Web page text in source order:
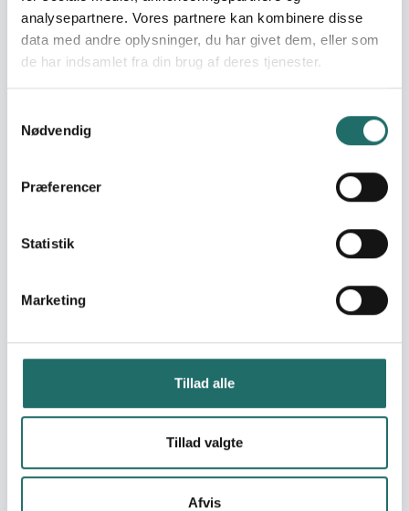
analysepartnere. Vores partnere kan kombinere disse
data med andre oplysninger, du har givet dem, eller som
de har indsamlet fra din brug af deres tjenester.
Nødvendig
Præferencer
Statistik
Marketing
Tillad alle
Tillad valgte
Afvis
Sustainable
Development Goals:
Goal 4: Quality
Education
Goal 5: Gender Equality
Goal 16: Peace, Justice
Goal 17: Partnerships for
Se også
Read more about CISU's World Map